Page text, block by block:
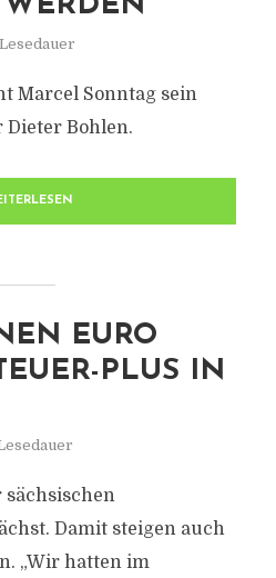
WERDEN
Marcel Sonntag sein
Dieter Bohlen.
EURO
PLUS IN
Damit steigen auch
„Wir hatten im